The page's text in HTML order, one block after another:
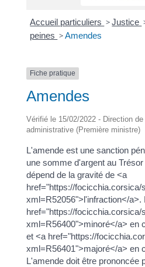
Accueil particuliers >Justice
peines >Amendes
Fiche pratique
Amendes
Vérifié le 15/02/2022 - Direction
administrative (Première ministre)
L'amende est une sanction
une somme d'argent au
dépend de la gravité de <a
href="https://focicchia.corsica/
xml=R52056">l'infraction</a>.
href="https://focicchia.corsica/
xml=R56400">minoré</a> en
et <a href="https://
xml=R56401">majoré</a> en
L'amende doit être prononcée